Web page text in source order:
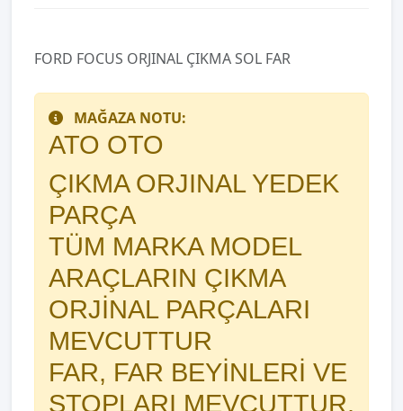
FORD FOCUS ORJINAL ÇIKMA SOL FAR
MAĞAZA NOTU:
ATO OTO
ÇIKMA ORJINAL YEDEK
PARÇA
TÜM MARKA MODEL
ARAÇLARIN ÇIKMA
ORJİNAL PARÇALARI
MEVCUTTUR
FAR, FAR BEYİNLERİ VE
STOPLARI MEVCUTTUR.